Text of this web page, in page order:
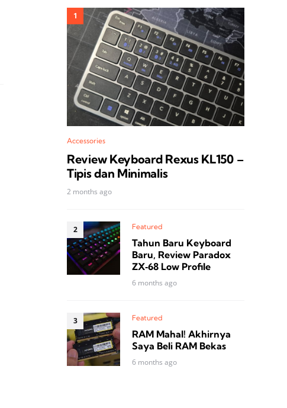
Accessories
Review Keyboard Rexus KL150 –
Tipis dan Minimalis
2 months ago
Featured
Tahun Baru Keyboard
Baru, Review Paradox
ZX‑68 Low Profile
6 months ago
Featured
RAM Mahal! Akhirnya
Saya Beli RAM Bekas
6 months ago